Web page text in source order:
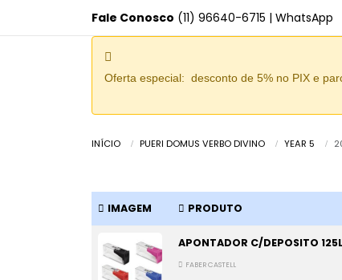
Fale Conosco (11) 96640-6715 | WhatsApp
Oferta especial: desconto de 5% no PIX e
INÍCIO PUERI DOMUS VERBO DIVINO YEAR 5
IMAGEM PRODUTO
APONTADOR C/DEPOSITO
FABER CASTELL